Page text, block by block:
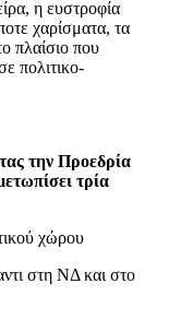
η ευστροφία
χαρίσματα, τα
πλαίσιο που
πολιτικο-
την Προεδρία
τρία
χώρου
στη ΝΔ και στο